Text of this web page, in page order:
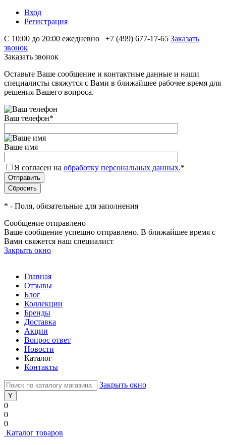
Вход
Регистрация
С 10:00 до 20:00 ежедневно
+7 (499) 677-17-65 Заказать
звонок
Заказать звонок
Оставьте Ваше сообщение и контактные данные и наши
специалисты свяжутся с Вами в ближайшее рабочее время для
решения Вашего вопроса.
Ваш телефон*
Ваше имя
Я согласен на обработку персональных данных.*
* - Поля, обязательные для заполнения
Сообщение отправлено
Ваше сообщение успешно отправлено. В ближайшее время с
Вами свяжется наш специалист
Закрыть окно
Главная
Отзывы
Блог
Коллекции
Бренды
Доставка
Акции
Вопрос ответ
Новости
Каталог
Контакты
Закрыть окно
0
0
0
Каталог товаров